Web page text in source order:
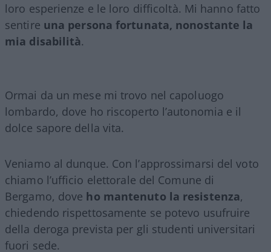
loro esperienze e le loro difficoltà. Mi hanno fatto
sentire una persona fortunata, nonostante la
mia disabilità.
Ormai da un mese mi trovo nel capoluogo
lombardo, dove ho riscoperto l’autonomia e il
dolce sapore della vita.
Veniamo al dunque. Con l’approssimarsi del voto
chiamo l’ufficio elettorale del Comune di
Bergamo, dove ho mantenuto la resistenza,
chiedendo rispettosamente se potevo usufruire
della deroga prevista per gli studenti universitari
fuori sede.